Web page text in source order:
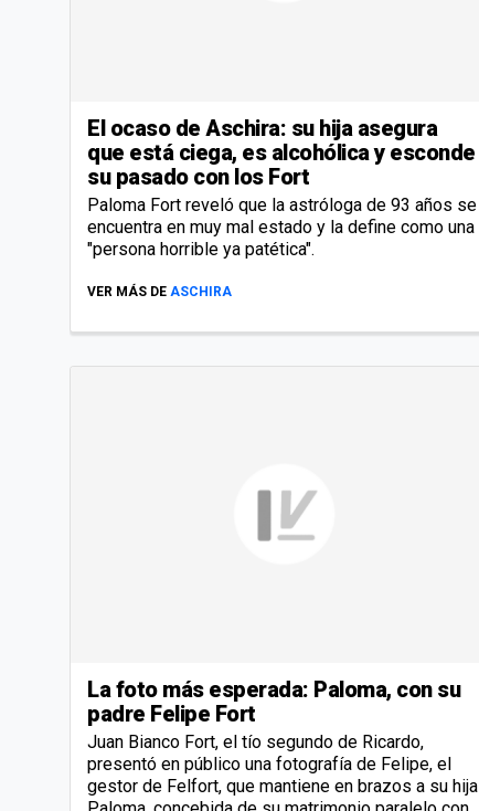
El ocaso de Aschira: su hija asegura
que está ciega, es alcohólica y esconde
su pasado con los Fort
Paloma Fort reveló que la astróloga de 93 años se
encuentra en muy mal estado y la define como una
"persona horrible ya patética".
VER MÁS DE ASCHIRA
La foto más esperada: Paloma, con su
padre Felipe Fort
Juan Bianco Fort, el tío segundo de Ricardo,
presentó en público una fotografía de Felipe, el
gestor de Felfort, que mantiene en brazos a su hija